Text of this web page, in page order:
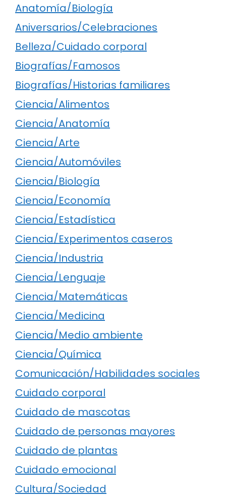
Anatomía/Biología
Aniversarios/Celebraciones
Belleza/Cuidado corporal
Biografías/Famosos
Biografías/Historias familiares
Ciencia/Alimentos
Ciencia/Anatomía
Ciencia/Arte
Ciencia/Automóviles
Ciencia/Biología
Ciencia/Economía
Ciencia/Estadística
Ciencia/Experimentos caseros
Ciencia/Industria
Ciencia/Lenguaje
Ciencia/Matemáticas
Ciencia/Medicina
Ciencia/Medio ambiente
Ciencia/Química
Comunicación/Habilidades sociales
Cuidado corporal
Cuidado de mascotas
Cuidado de personas mayores
Cuidado de plantas
Cuidado emocional
Cultura/Sociedad